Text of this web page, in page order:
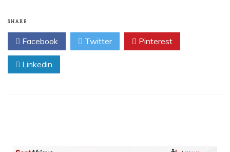
SHARE
Facebook Twitter Pinterest
Linkedin